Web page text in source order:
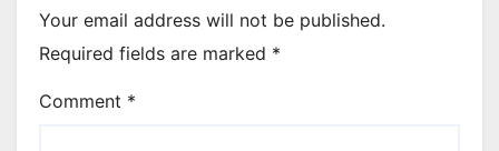
Your email address will not be published.
Required fields are marked *
Comment *